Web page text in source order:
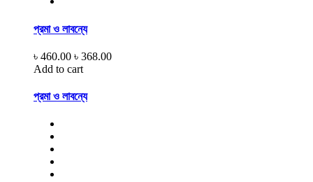
প্রমা ও লাবন্যে
৳ 460.00 ৳ 368.00
Add to cart
প্রমা ও লাবন্যে